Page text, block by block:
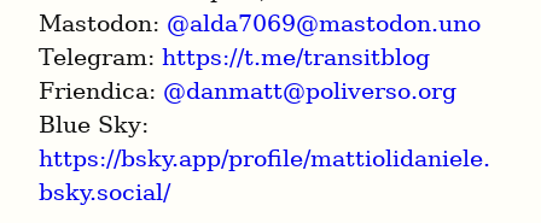
Mastodon: @alda7069@mastodon.uno
Telegram: https://t.me/transitblog
Friendica: @danmatt@poliverso.org
https://bsky.app/profile/mattiolidaniele.
bsky.social/